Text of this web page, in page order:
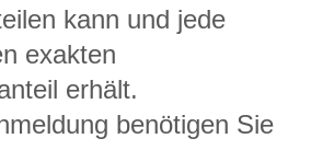
kann und jede
exakten
erhält.
benötigen Sie